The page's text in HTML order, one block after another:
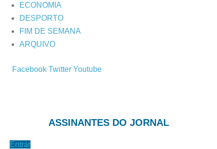
ECONOMIA
DESPORTO
FIM DE SEMANA
ARQUIVO
Facebook Twitter Youtube
ASSINANTES DO JORNAL
Entrar